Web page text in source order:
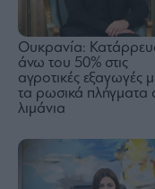
Ουκρανία:
άνω του 50% στις
αγροτικές εξαγωγές
τα ρωσικά πλήγματα
λιμάνια